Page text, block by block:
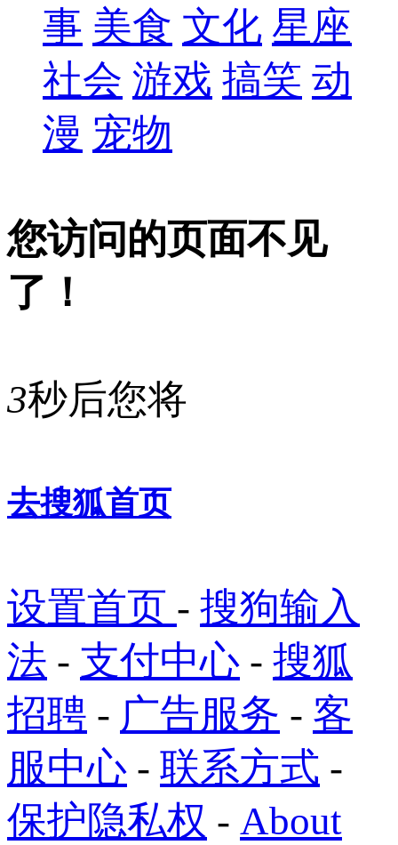
事 美食 文化 星座
社会 游戏 搞笑 动
漫 宠物
您访问的页面不见
了！
3秒后您将
去搜狐首页
设置首页 - 搜狗输入
法 - 支付中心 - 搜狐
招聘 - 广告服务 - 客
服中心 - 联系方式 -
保护隐私权 - About